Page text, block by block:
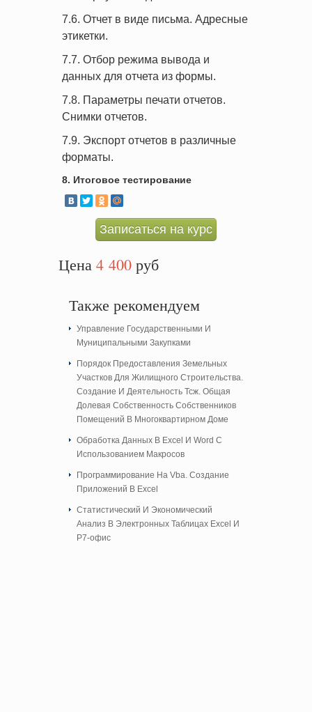
7.6. Отчет в виде письма. Адресные
этикетки.
7.7. Отбор режима вывода и
данных для отчета из формы.
7.8. Параметры печати отчетов.
Снимки отчетов.
7.9. Экспорт отчетов в различные
форматы.
8. Итоговое тестирование
Записаться на курс
Цена 4 400 руб
Также рекомендуем
Управление Государственными И
Муниципальными Закупками
Порядок Предоставления Земельных
Участков Для Жилищного Строительства.
Создание И Деятельность Тсж. Общая
Долевая Собственность Собственников
Помещений В Многоквартирном Доме
Обработка Данных В Excel И Word С
Использованием Макросов
Программирование На Vba. Создание
Приложений В Excel
Cтатистический И Экономический
Анализ В Электронных Таблицах Excel И
Р7-офис